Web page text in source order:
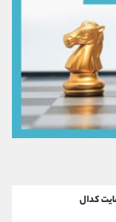
کدال